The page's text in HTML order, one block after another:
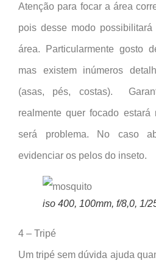
Atenção para focar a área
pois desse modo
área. Particularmente gosto
mas existem inúmeros
(asas, pés, costas).
realmente quer focado
será problema. No caso
evidenciar os pelos do inseto.
iso 400, 100mm, f/8,0, 1/
4 – Tripé
Um tripé sem dúvida ajuda